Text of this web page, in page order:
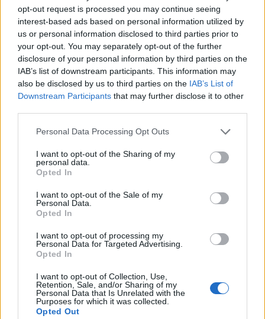
opt-out request is processed you may continue seeing
interest-based ads based on personal information utilized by
us or personal information disclosed to third parties prior to
your opt-out. You may separately opt-out of the further
disclosure of your personal information by third parties on the
IAB’s list of downstream participants. This information may
also be disclosed by us to third parties on the IAB’s List of
Downstream Participants that may further disclose it to other
Personal Data Processing Opt Outs
I want to opt-out of the Sharing of my
personal data.
Opted In
I want to opt-out of the Sale of my
Personal Data.
Opted In
I want to opt-out of processing my
Personal Data for Targeted Advertising.
Opted In
I want to opt-out of Collection, Use,
Retention, Sale, and/or Sharing of my
Personal Data that Is Unrelated with the
Purposes for which it was collected.
Opted Out